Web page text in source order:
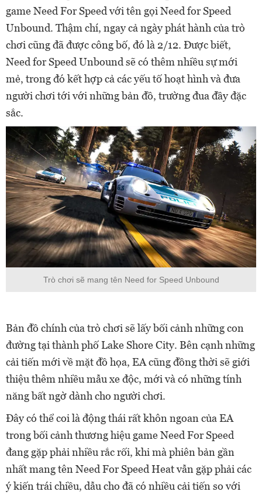
game Need For Speed với tên gọi Need for Speed
Unbound. Thậm chí, ngay cả ngày phát hành của trò
chơi cũng đã được công bố, đó là 2/12. Được biết,
Need for Speed Unbound sẽ có thêm nhiều sự mới
mẻ, trong đó kết hợp cả các yếu tố hoạt hình và đưa
người chơi tới với những bản đồ, trường đua đầy đặc
sắc.
Trò chơi sẽ mang tên Need for Speed Unbound
Bản đồ chính của trò chơi sẽ lấy bối cảnh những con
đường tại thành phố Lake Shore City. Bên cạnh những
cải tiến mới về mặt đồ họa, EA cũng đồng thời sẽ giới
thiệu thêm nhiều mẫu xe độc, mới và có những tính
năng bất ngờ dành cho người chơi.
Đây có thể coi là động thái rất khôn ngoan của EA
trong bối cảnh thương hiệu game Need For Speed
đang gặp phải nhiều rắc rối, khi mà phiên bản gần
nhất mang tên Need For Speed Heat vẫn gặp phải các
ý kiến trái chiều, dẫu cho đã có nhiều cải tiến so với